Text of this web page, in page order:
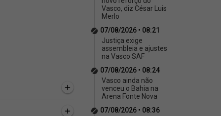
Vasco, diz César Luis
Merlo
07/08/2026 • 08:21
Justiça exige
assembleia e ajustes
na Vasco SAF
07/08/2026 • 08:24
Vasco ainda não
venceu o Bahia na
Arena Fonte Nova
07/08/2026 • 08:36